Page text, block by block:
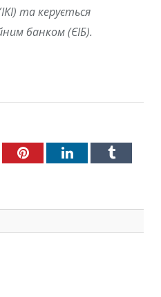
та керується
банком (ЄІБ).
PinterestLinkedInTumblr